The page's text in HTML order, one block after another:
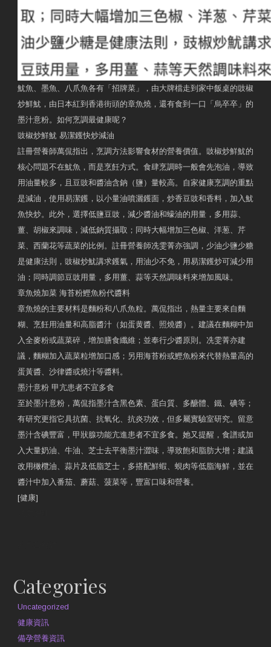
魷魚、墨魚、八爪魚各有「招牌菜」，由大牌檔走到家中飯桌的豉椒
炒鮮魷，由日本紅到香港街頭的章魚燒，還有食到一口「烏卒卒」的
墨汁意粉。如何烹調最健康呢？
豉椒炒鮮魷 易潔鑊快炒減油
註冊營養師萬侃指出，烹調方法影響食材的營養價值。豉椒炒鮮魷的
核心問題不在魷魚，而是烹飪方式。食肆烹調時一般會先泡油，導致
用油量較多，且豆豉和醬油含鈉（鹽）量較高。自家健康烹調的重點
是減油，使用易潔鑊，以小量油噴灑鑊面，炒香豆豉和香料，加入魷
魚快炒。此外，選擇低鹽豆豉，減少醬油和蠔油的用量，多用蒜、
薑、胡椒來調味，減低鈉質攝取；同時大幅增加三色椒、洋葱、芹
菜、西蘭花等蔬菜的比例。註冊營養師冼雯菁亦強調，少油少鹽少糖
是健康法則，豉椒炒魷講求鑊氣，用油少不免，用易潔鑊炒可減少用
油；同時調節豆豉用量，多用薑、蒜等天然調味料來增加風味。
章魚燒加菜 海苔粉鰹魚粉代醬料
章魚燒的主要材料是麵粉和八爪魚粒。萬侃指出，熱量主要來自麵
糊、烹飪用油量和高脂醬汁（如蛋黄醬、照燒醬）。建議在麵糊中加
入全麥粉或蔬菜碎，增加膳食纖維；並奉行少醬原則。冼雯菁亦建
議，麵糊加入蔬菜粒增加口感；另用海苔粉或鰹魚粉來代替熱量高的
蛋黃醬、沙律醬或燒汁等醬料。
墨汁意粉 甲亢患者不宜多食
至於墨汁意粉，萬侃指墨汁含黑色素、蛋白質、多醣體、鐵、碘等；
有研究更指它具抗菌、抗氧化、抗炎功效，但多屬實驗室研究。留意
墨汁含碘豐富，甲狀腺功能亢進患者不宜多食。她又提醒，食譜或加
入大量奶油、牛油、芝士去平衡墨汁澀味，導致飽和脂肪大增；建議
改用橄欖油、蒜片及低脂芝士，多搭配鮮蝦、蜆肉等低脂海鮮，並在
醬汁中加入番茄、蘑菇、菠菜等，豐富口味和營養。
[健康]
Categories
Uncategorized
健康資訊
備孕營養資訊